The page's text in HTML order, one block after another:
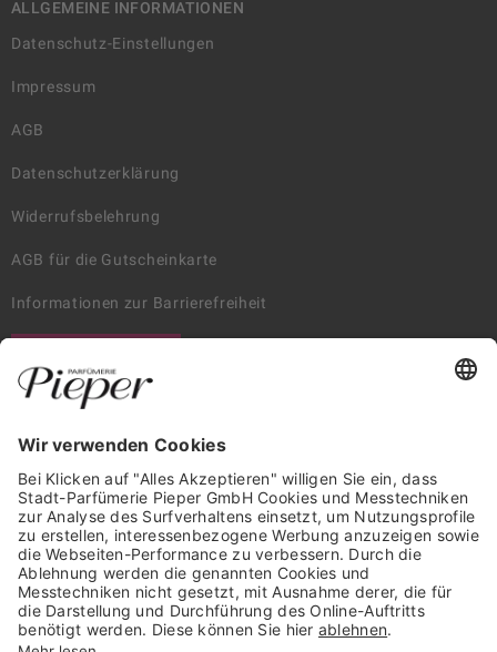
ALLGEMEINE INFORMATIONEN
Datenschutz-Einstellungen
Impressum
AGB
Datenschutzerklärung
Widerrufsbelehrung
AGB für die Gutscheinkarte
Informationen zur Barrierefreiheit
Trusted Shops Mitglied seit 2010